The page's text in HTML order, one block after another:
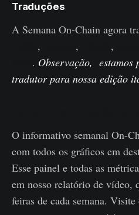
Traduções
A Semana On-Chain agora
, , ,
. Observação, estamos
tradutor para nossa edição
O informativo semanal On-
com todos os gráficos em
Esse painel e todas as
em nosso relatório de vídeo,
feiras de cada semana.